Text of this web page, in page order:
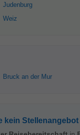
Judenburg
Weiz
Bruck an der Mur
kein Stellenangebot